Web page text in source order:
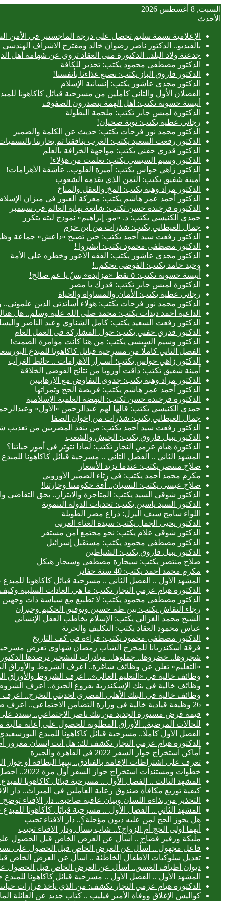
السبت, 8 أغسطس 2026
الأحدث
الإعلامية نسمة سليم تحصل على درجة الماجستير في الأمن
بالفيديو.. ‎الدكتور ناصر رضوان خالد ومقترح الاشراف الهندسي الفعلي على المباني
جدعنة ولاد البلد.. الدكتورة منى العقاد تروي عن شهامة أهل
الدكتور مصطفى محمود يكتب: تحذير للكافة
الدكتور فاروق الباز يكتب: نصنع غذاءنا بأنفسنا!
الدكتور مجدى عاشور يكتب: إنسانية الإسلام
الفصلان الأول والثاني كاملين من مسرحية قبائل كاكاهونا
أنيسة حسونة تكتب: أهل الهمة يتصدرون الصفوف
الدكتورة لميس جابر تكتب: ملحمة البطولة
رجائي عطية يكتب: نوبة صحيان!
الدكتور محمد نور فرحات يكتب: حديث عن الكلمة والضمير
الدكتور رفعت السعيد يكتب: الغرب ينافقنا ثم يحاربنا
الدكتور قدري حفني يكتب: مواجهة الخرافة بالعلم
الدكتور وسيم السيسي يكتب: تعلمت من هؤلاء!
الدكتور زاهي حواس يكتب: أميرة القلوب.. عاشقة الأهرامات!
أمينة شفيق تكتب: الثمن الذي تقدمه الشعوب
الدكتور مراد وهبة يكتب: المخ والعقل والمناخ
الدكتور أحمد عمر هاشم يكتب: معركة العبور فى ميزان
الدكتورة فرخندة حسن تكتب: شائعة نهاية العالم في سبتمبر
حمدي الكنيسي يكتب: د. «مو. إبراهيم» نموذج ليته يتكرر
جمال الغيطاني يكتب: شذرات من ابن حزم
الدكتور رفعت سيد أحمد يكتب: حين تصبح «داعش» جماعة
الدكتور مصطفى محمود يكتب: أبشروا !
الدكتور مجدى عاشور يكتب: الفقه الأعور وخطره على الأمة
وحيد حامد يكتب: الفوضى تحكم..!
أنيسة حسونة تكتب: ٥ نقط «مزايدة» بسْ يا عم صالح!
الدكتورة لميس جابر تكتب: قدرك يا مصر
رجائي عطية يكتب: الأمان والمساواة والحياة
الدكتور محمد نور فرحات يكتب: هؤلاء أساتذتى الذين علمونى..
الداعية أحمد ديدات يكتب: محمد صلى الله عليه وسلم.. هل
الدكتور رفعت السعيد يكتب: كامل الشناوي وعبد الناصر
الدكتور قدري حفني يكتب: حول المشاركة فى العمل العام
الدكتور وسيم السيسي يكتب: من هنا كانت مؤامرة الصمت!
الفصل الثاني كاملًا من مسرحية قبائل كاكاهونا للمبدع
الدكتور زاهي حواس يكتب: أسـرار الأهرامات .. حائط الغراب
أمينة شفيق تكتب: ذاقت أوروبا من نتائج الفوضى الخلاقة
الدكتور مراد وهبة يكتب: جدوى التفاوض مع الإرهابيين
الدكتور أحمد عمر هاشم يكتب: فريضة الحج وثمراتها
الدكتورة فرخندة حسن تكتب: النهضة العلمية الإسلامية
حمدي الكنيسي يكتب: قالها لهم عبدالرحمن «الأول»
جمال الغيطاني يكتب: شذرات من إخوان الصفا
الدكتور رفعت سيد أحمد يكتب: من ينقذ المصريين من تعذيب
الدكتور نبيل فاروق يكتب: الجيش والشعب
الدكتورة هيام عزمي النجار تكتب: لماذا نتوتر في أمور حياتنا؟
المشهد الثاني .. الفصل الثاني .. مسرحية قبائل كاكاهونا
صلاح منتصر يكتب: عندما تزيد الأسعار
مكرم محمد أحمد يكتب: في رثاء الضمير الأوروبي
صلاح عيسى يكتب: النسيان.. آفة حكومتنا وحارتنا!
الدكتور شوقي السيد يكتب: المتاجرة والابتزاز.. بحق التقاضى
الدكتور السيد ياسين يكتب: تحديات الدولة التنموية
اللواء سامح سيف اليزل: ذراع مصر الطويلة
الدكتور يحيى الجمل يكتب: سيدة الغناء العربى
الدكتور شوقي علام يكتب: نحو مجتمع آمن مستقر
الدكتور مصطفى محمود يكتب: مستقبل إسرائيل
الدكتور نبيل فاروق يكتب: الشياطين
صلاح منتصر يكتب: سيجارة مصطفى وسيجار هيكل
مكرم محمد أحمد يكتب: 40 سنة حفائر
المشهد الأول .. الفصل الثاني .. مسرحية قبائل كاكاهونا
الدكتورة هيام عزمي النجار تكتب: ما هي العادات السلبية
الدكتور مصطفى محمود يكتب: لا تطبيع مع سياسة ذات وجهين
رجاء النقاش يكتب: بين طه حسين وتوفيق الحكيم وجبران
الشيخ محمد الغزالي يكتب: الإسلام يخاطب العقل الإنساني
عباس محمود العقاد يكتب: التكليف والحرية
الدكتور مصطفى محمود يكتب: قراءة فى كف التاريخ
فرقة اسكندريانا للمخرج الشاب رمضان شهاوى تعرض
شجروها.. خضروها.. جملوها.. مبادرات للتشجير ترصدها
«التعليم» تعلن عن وظائف شاغرة.. اعرف الشروط والأوراق
وظائف خالية في «التعليم العالي».. اعرف الشروط والأوراق
وظائف خالية في بنك الإسكندرية بفروع الجيزة.. اعرف
وظائف خالية في البنك الأهلي المصري لحديثي التخرج..
26 وظيفة قيادية خالية في وزارة التضامن الاجتماعي.. اعرف طريقة التقديم
قيمة قرض مستورة الجديد من بنك ناصر الاجتماعي.. يسدد على 3
للحالات المرضية.. الأوراق المطلوبة للحصول على إعانة مالية
الفصل الأول كاملًا.. مسرحية قبائل كاكاهونا للمبدع
الدكتورة هيام عزمي النجار تكشف لك: هل أنت إنسان مغرور
أماكن استخراج جواز السفر 2022 في القاهرة والجيزة
تعرف على اشتراطات الإقامة بالفنادق.. بينها البطاقة أو جواز
خطوات ومستندات استخراج جواز السفر أول مرة 2022.. احصل عليه خلال 24 ساعة
المشهد الثالث .. الفصل الأول .. مسرحية قبائل كاكاهونا
كيفية توزيع مكافأة صندوق رعاية العاملين في الميراث.. دار
التحذير من بذاءة اللسان وبيان عاقبة صاحبه.. دار الإفتاء
المشهد الثاني .. الفصل الأول .. مسرحية قبائل كاكاهونا
هل يجوز الحج لمن عليه ديون مؤجلة؟.. دار الافتاء تجيب
أيهما أولى الحج أم الزواج؟.. شاب يسأل ودار الافتاء تجيب
مليكة وزفير فضاح .. اسأل عن العرض الخاص قبل الحصول
فاعل مجهول .. اسأل عن العرض الخاص قبل الحصول على
تعديل سلوكيات الأطفال الخاطئة .. اسأل عن العرض الخاص
ديوان أطياف الغسق.. اسأل عن العرض الخاص قبل الحصول
المشهد الأول .. الفصل الأول .. مسرحية قبائل كاكاهونا
الدكتورة هيام عزمي النجار تكشف: من الذي يأخذ قرارات
كواليس الإغلاق ووفاة الأمير فيليب .. كتاب جديد عن العائلة